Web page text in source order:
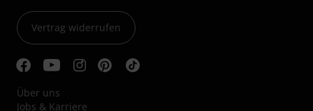
Vertrag widerrufen
Über uns
Jobs & Karriere